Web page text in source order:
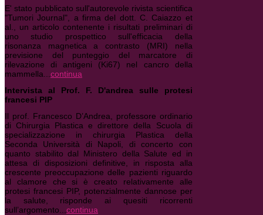
E' stato pubblicato sull'autorevole rivista scientifica
"Tumori Journal", a firma del dott. C. Caiazzo et
al., un articolo contenente i risultati preliminari di
uno studio prospettico sull'efficacia della
risonanza magnetica a contrasto (MRI) nella
previsione del punteggio del marcatore di
rilevazione di antigeni (Ki67) nel cancro della
mammella... continua
Intervista al Prof. F. D'andrea sulle protesi
francesi PIP
Il prof. Francesco D’Andrea, professore ordinario
di Chirurgia Plastica e direttore della Scuola di
specializzazione in chirurgia Plastica della
Seconda Università di Napoli, di concerto con
quanto stabilito dal Ministero della Salute ed in
attesa di disposizioni definitive, in risposta alla
crescente preoccupazione delle pazienti riguardo
al clamore che si è creato relativamente alle
protesi francesi PIP, potenzialmente dannose per
la salute, risponde ai quesiti ricorrenti
sull’argomento... continua